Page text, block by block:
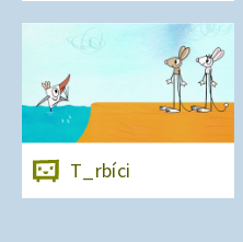
T_rbíci